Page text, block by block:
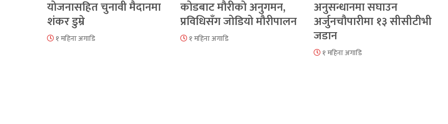
योजनासहित चुनावी मैदानमा
शंकर डुम्रे
१ महिना अगाडि
कोडबाट मौरीको अनुगमन,
प्रविधिसँग जोडियो मौरीपालन
१ महिना अगाडि
अनुसन्धानमा सघाउन
अर्जुनचौपारीमा १३ सीसीटीभी
जडान
१ महिना अगाडि